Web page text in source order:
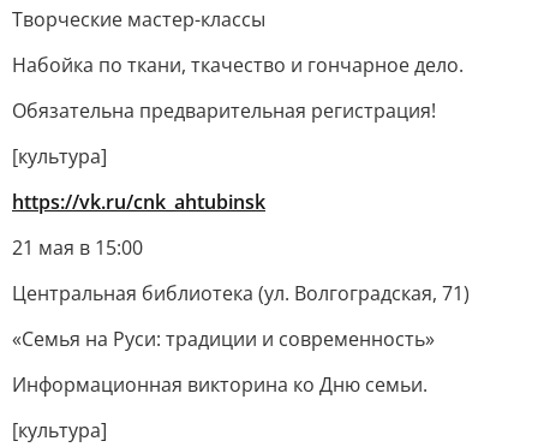
Творческие мастер-классы
Набойка по ткани, ткачество и гончарное дело.
Обязательна предварительная регистрация!
[культура]
https://vk.ru/cnk_ahtubinsk
21 мая в 15:00
Центральная библиотека (ул. Волгоградская, 71)
«Семья на Руси: традиции и современность»
Информационная викторина ко Дню семьи.
[культура]